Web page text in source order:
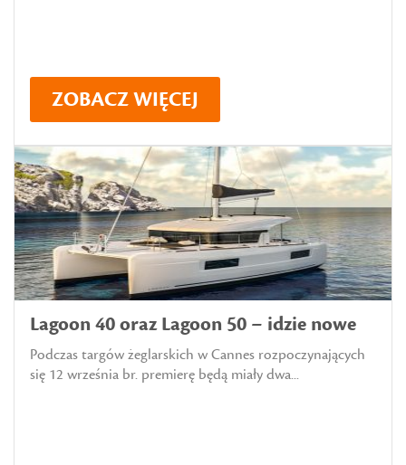
ZOBACZ WIĘCEJ
Lagoon 40 oraz Lagoon 50 – idzie nowe
Podczas targów żeglarskich w Cannes rozpoczynających
się 12 września br. premierę będą miały dwa...